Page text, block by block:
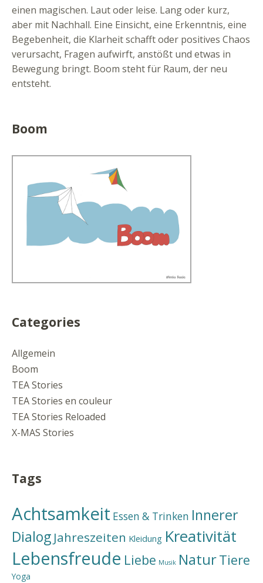
einen magischen. Laut oder leise. Lang oder kurz,
aber mit Nachhall. Eine Einsicht, eine Erkenntnis, eine
Begebenheit, die Klarheit schafft oder positives Chaos
verursacht, Fragen aufwirft, anstößt und etwas in
Bewegung bringt. Boom steht für Raum, der neu
entsteht.
Boom
Categories
Allgemein
Boom
TEA Stories
TEA Stories en couleur
TEA Stories Reloaded
X-MAS Stories
Tags
Achtsamkeit Essen & Trinken Innerer
Dialog Jahreszeiten Kleidung Kreativität
Lebensfreude Liebe Musik NaturTiere
Yoga